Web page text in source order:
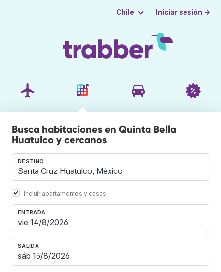
Chile Iniciar sesión →
Busca habitaciones en Quinta Bella
Huatulco y cercanos
DESTINO
Incluir apartamentos y casas
ENTRADA
SALIDA